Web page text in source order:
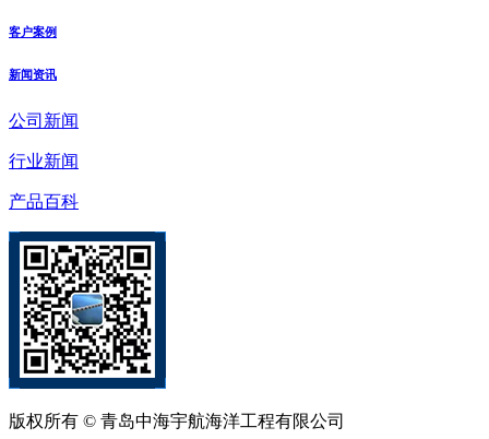
客户案例
新闻资讯
公司新闻
行业新闻
产品百科
版权所有 © 青岛中海宇航海洋工程有限公司